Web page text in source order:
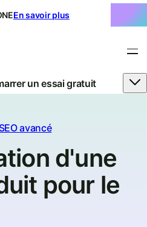
En savoir plus
un essai gratuit
SEO avancé
d'une
pour le